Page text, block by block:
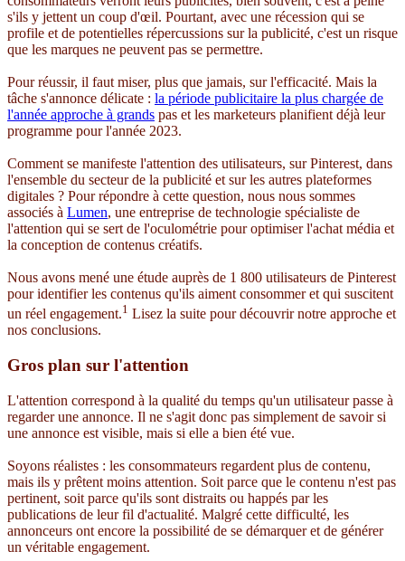
s'ils y jettent un coup d'œil. Pourtant, avec une récession qui se
profile et de potentielles répercussions sur la publicité, c'est un risque
que les marques ne peuvent pas se permettre.
Pour réussir, il faut miser, plus que jamais, sur l'efficacité. Mais la
tâche s'annonce délicate : la période publicitaire la plus chargée de
l'année approche à grands pas et les marketeurs planifient déjà leur
programme pour l'année 2023.
Comment se manifeste l'attention des utilisateurs, sur Pinterest, dans
l'ensemble du secteur de la publicité et sur les autres plateformes
digitales ? Pour répondre à cette question, nous nous sommes
associés à Lumen, une entreprise de technologie spécialiste de
l'attention qui se sert de l'oculométrie pour optimiser l'achat média et
la conception de contenus créatifs.
Nous avons mené une étude auprès de 1 800 utilisateurs de Pinterest
pour identifier les contenus qu'ils aiment consommer et qui suscitent
un réel engagement.1 Lisez la suite pour découvrir notre approche et
nos conclusions.
Gros plan sur l'attention
L'attention correspond à la qualité du temps qu'un utilisateur passe à
regarder une annonce. Il ne s'agit donc pas simplement de savoir si
une annonce est visible, mais si elle a bien été vue.
Soyons réalistes : les consommateurs regardent plus de contenu,
mais ils y prêtent moins attention. Soit parce que le contenu n'est pas
pertinent, soit parce qu'ils sont distraits ou happés par les
publications de leur fil d'actualité. Malgré cette difficulté, les
annonceurs ont encore la possibilité de se démarquer et de générer
un véritable engagement.